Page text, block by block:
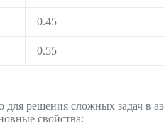
0.45
0.55
решения сложных задач в
свойства: